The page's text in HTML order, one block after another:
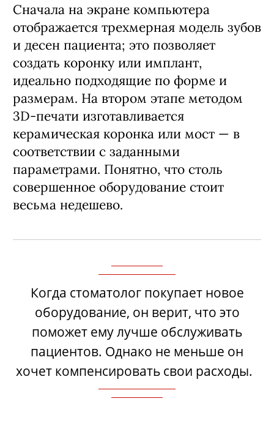
Сначала на экране компьютера
отображается трехмерная модель зубов
и десен пациента; это позволяет
создать коронку или имплант,
идеально подходящие по форме и
размерам. На втором этапе методом
3D-печати изготавливается
керамическая коронка или мост — в
соответствии с заданными
параметрами. Понятно, что столь
совершенное оборудование стоит
весьма недешево.
Когда стоматолог покупает новое
оборудование, он верит, что это
поможет ему лучше обслуживать
пациентов. Однако не меньше он
хочет компенсировать свои расходы.